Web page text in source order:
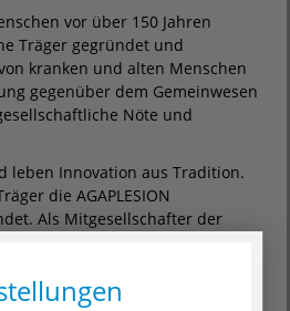
vor über 150 Jahren
Träger gegründet und
kranken und alten Menschen
gegenüber dem Gemeinwesen
Nöte und
leben Innovation aus Tradition.
die AGAPLESION
Als Mitgesellschafter der
stehen diese diakonischen
Kontinuierlich kommen